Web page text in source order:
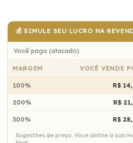
💰 SIMULE SEU LUCRO NA
Você paga (atacado)
MARGEM VOCÊ VENDE
100% R$
200% R$
300% R$
Sugestões de preço. Você define a sua